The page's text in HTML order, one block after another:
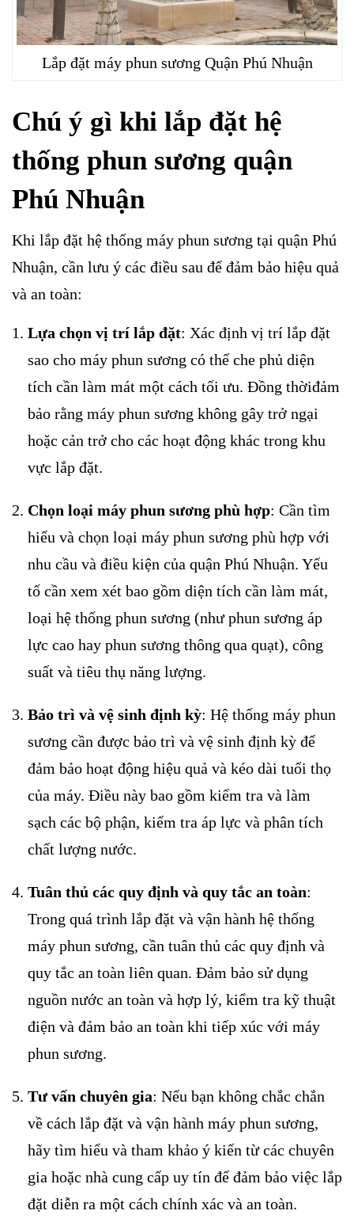
Lắp đặt máy phun sương Quận Phú Nhuận
Chú ý gì khi lắp đặt hệ
thống phun sương quận
Phú Nhuận
Khi lắp đặt hệ thống máy phun sương tại quận Phú
Nhuận, cần lưu ý các điều sau để đảm bảo hiệu quả
và an toàn:
Lựa chọn vị trí lắp đặt: Xác định vị trí lắp đặt
sao cho máy phun sương có thể che phủ diện
tích cần làm mát một cách tối ưu. Đồng thờiđảm
bảo rằng máy phun sương không gây trở ngại
hoặc cản trở cho các hoạt động khác trong khu
vực lắp đặt.
Chọn loại máy phun sương phù hợp: Cần tìm
hiểu và chọn loại máy phun sương phù hợp với
nhu cầu và điều kiện của quận Phú Nhuận. Yếu
tố cần xem xét bao gồm diện tích cần làm mát,
loại hệ thống phun sương (như phun sương áp
lực cao hay phun sương thông qua quạt), công
suất và tiêu thụ năng lượng.
Bảo trì và vệ sinh định kỳ: Hệ thống máy phun
sương cần được bảo trì và vệ sinh định kỳ để
đảm bảo hoạt động hiệu quả và kéo dài tuổi thọ
của máy. Điều này bao gồm kiểm tra và làm
sạch các bộ phận, kiểm tra áp lực và phân tích
chất lượng nước.
Tuân thủ các quy định và quy tắc an toàn:
Trong quá trình lắp đặt và vận hành hệ thống
máy phun sương, cần tuân thủ các quy định và
quy tắc an toàn liên quan. Đảm bảo sử dụng
nguồn nước an toàn và hợp lý, kiểm tra kỹ thuật
điện và đảm bảo an toàn khi tiếp xúc với máy
phun sương.
Tư vấn chuyên gia: Nếu bạn không chắc chắn
về cách lắp đặt và vận hành máy phun sương,
hãy tìm hiểu và tham khảo ý kiến từ các chuyên
gia hoặc nhà cung cấp uy tín để đảm bảo việc lắp
đặt diễn ra một cách chính xác và an toàn.